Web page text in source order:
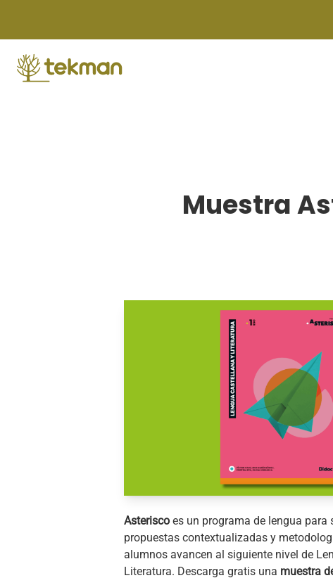
content
Muestra
Asterisco es un programa de lengua para
propuestas contextualizadas y
alumnos avancen al siguiente nivel de
Literatura. Descarga gratis una muestra